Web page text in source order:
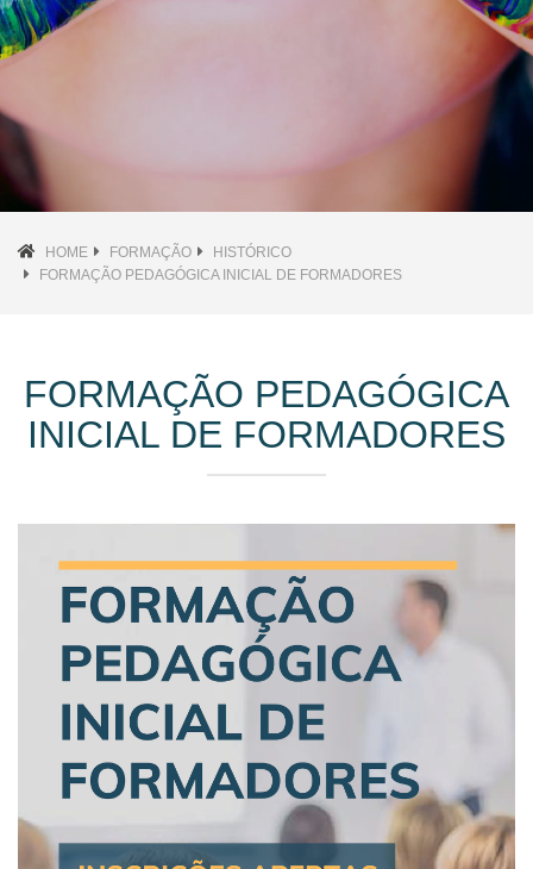
HOME FORMAÇÃO
HISTÓRICO
FORMAÇÃO PEDAGÓGICA INICIAL DE FORMADORES
FORMAÇÃO PEDAGÓGICA
INICIAL DE FORMADORES